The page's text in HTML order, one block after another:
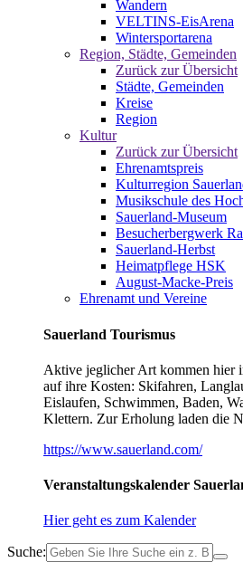
Wandern
VELTINS-EisArena
Wintersportarena
Region, Städte, Gemeinden
Zurück zur Übersicht
Städte, Gemeinden
Kreise
Region
Kultur
Zurück zur Übersicht
Ehrenamtspreis
Kulturregion
Musikschule des
Sauerland-Museum
Besucherbergwerk
Sauerland-Herbst
Heimatpflege HSK
August-Macke-Preis
Ehrenamt und Vereine
Sauerland Tourismus
Aktive jeglicher Art kommen hier
auf ihre Kosten: Skifahren,
Eislaufen, Schwimmen, Baden,
Klettern. Zur Erholung laden die
https://www.sauerland.com/
Veranstaltungskalender
Hier geht es zum Kalender
Suche: